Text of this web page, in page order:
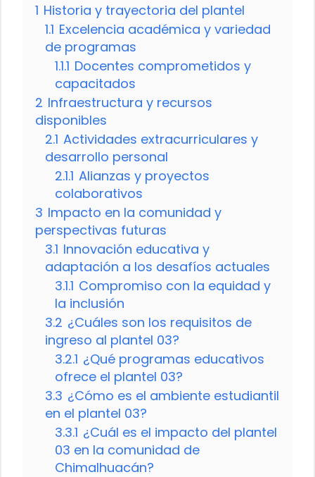
1 Historia y trayectoria del plantel
1.1 Excelencia académica y variedad
de programas
1.1.1 Docentes comprometidos y
capacitados
2 Infraestructura y recursos
disponibles
2.1 Actividades extracurriculares y
desarrollo personal
2.1.1 Alianzas y proyectos
colaborativos
3 Impacto en la comunidad y
perspectivas futuras
3.1 Innovación educativa y
adaptación a los desafíos actuales
3.1.1 Compromiso con la equidad y
la inclusión
3.2 ¿Cuáles son los requisitos de
ingreso al plantel 03?
3.2.1 ¿Qué programas educativos
ofrece el plantel 03?
3.3 ¿Cómo es el ambiente estudiantil
en el plantel 03?
3.3.1 ¿Cuál es el impacto del plantel
03 en la comunidad de
Chimalhuacán?